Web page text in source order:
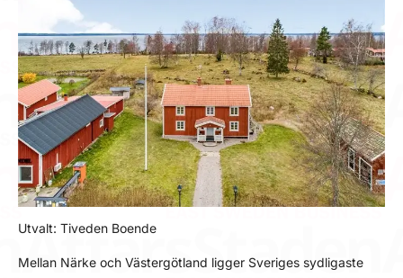
Utvalt: Tiveden Boende
Mellan Närke och Västergötland ligger Sveriges sydligaste